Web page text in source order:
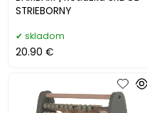
STRIEBORNY
skladom
20.90 €